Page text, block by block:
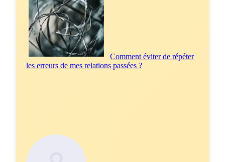
Comment éviter de répéter
les erreurs de mes relations passées ?